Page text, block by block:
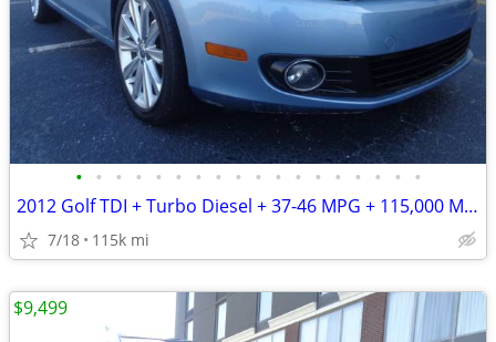
• • • • • • • • • • • • • • • • • •
2012 Golf TDI + Turbo Diesel + 37-46 MPG + 115,000 Miles
7/18 115k mi
$9,499